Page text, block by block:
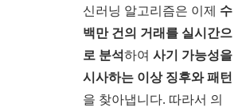
신러닝 알고리즘은 이제 수
백만 건의 거래를 실시간으
로 분석하여 사기 가능성을
시사하는 이상 징후와 패턴
을 찾아냅니다. 따라서 의